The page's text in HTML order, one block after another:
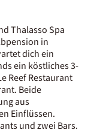
Thalasso Spa
in
dich ein
ein köstliches 3-
Reef Restaurant
Beide
aus
Einflüssen.
und zwei Bars.